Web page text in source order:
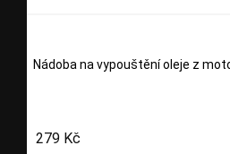
Nádoba na vypouštění oleje z
279 Kč